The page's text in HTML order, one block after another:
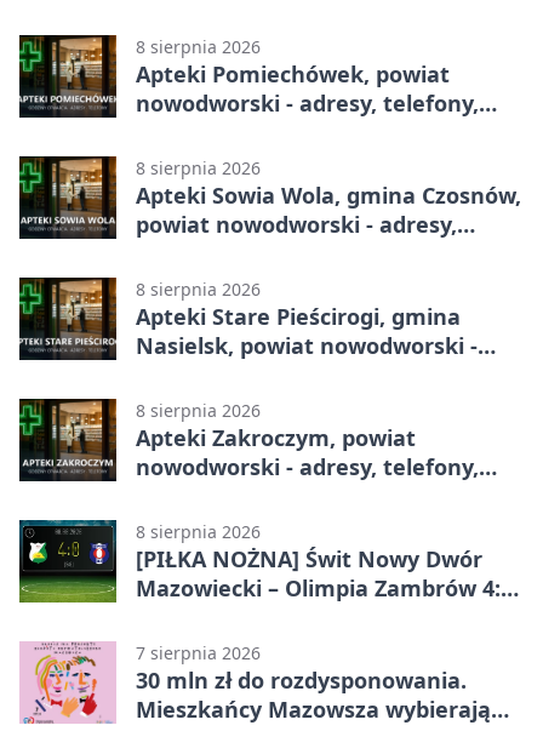
8 sierpnia 2026
Apteki Pomiechówek, powiat
nowodworski - adresy, telefony,
8 sierpnia 2026
Apteki Sowia Wola, gmina Czosnów,
powiat nowodworski - adresy,
8 sierpnia 2026
Apteki Stare Pieścirogi, gmina
Nasielsk, powiat nowodworski -
8 sierpnia 2026
Apteki Zakroczym, powiat
nowodworski - adresy, telefony,
8 sierpnia 2026
[PIŁKA NOŻNA] Świt Nowy Dwór
Mazowiecki – Olimpia Zambrów 4:0
Grupa 1 (Grupa I)
7 sierpnia 2026
30 mln zł do rozdysponowania.
Mieszkańcy Mazowsza wybierają